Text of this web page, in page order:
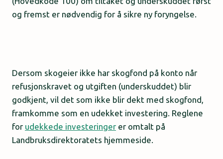
og fremst er nødvendig for å sikre ny foryngelse.
Dersom skogeier ikke har skogfond på konto når
refusjonskravet og utgiften (underskuddet) blir
godkjent, vil det som ikke blir dekt med skogfond,
framkomme som en udekket investering. Reglene
for udekkede investeringer er omtalt på
Landbruksdirektoratets hjemmeside.